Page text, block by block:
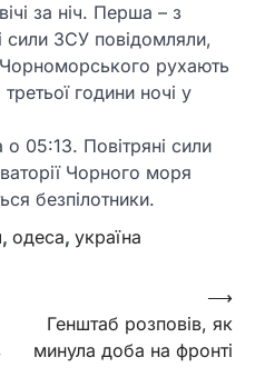
за ніч. Перша – з
сили ЗСУ повідомляли,
рухають
години ночі у
05:13. Повітряні сили
Чорного моря
безпілотники.
, одеса, україна
Генштаб розповів, як
минула доба на фронті
⟶